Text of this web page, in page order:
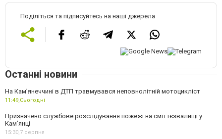
Поділіться та підписуйтесь на наші джерела
Останні новини
На Кам’янеччині в ДТП травмувався неповнолітній мотоцикліст
11:49,Сьогодні
Призначено службове розслідування пожежі на сміттєзвалищі у
Кам’янці
15:30,7 серпня